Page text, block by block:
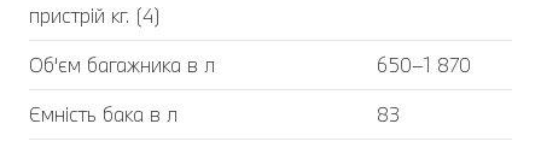
пристрій кг. (4)
Об'єм багажника в л
650–1 870
Ємність бака в л
83